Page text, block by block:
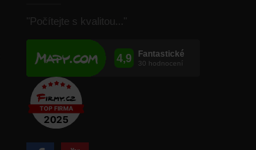
"Počítejte s kvalitou..."